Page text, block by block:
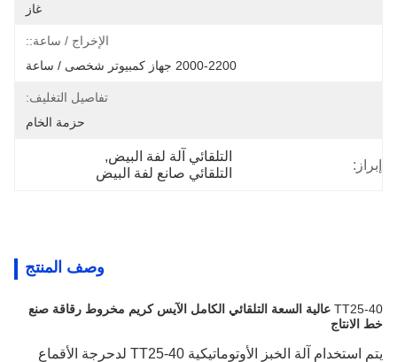
الإخراج / ساعة::
2000-2200 جهاز كمبيوتر شخصى / ساعة
تفاصيل التغليف:
حزمة الخام
التلقائي آلة لفة البيض ,
التلقائي صانع لفة البيض
وصف المنتج
عالية السعة التلقائي الكامل الآيس كريم مخروط رقاقة صنع
يتم استخدام آلة الخبز الأوتوماتيكية TT25-40 لدحرجة الأقماع